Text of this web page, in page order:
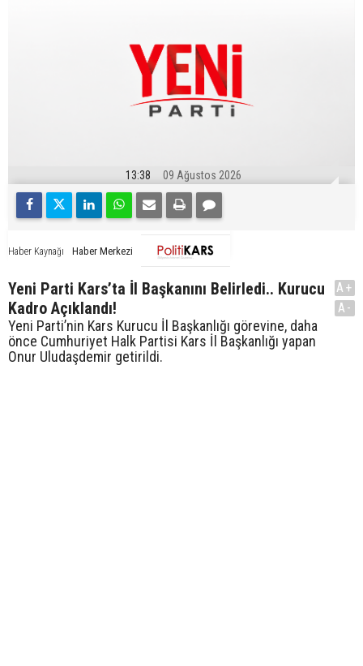
13:38 09 Ağustos 2026
Haber Kaynağı Haber Merkezi
Yeni Parti Kars’ta İl Başkanını Belirledi.. Kurucu
Kadro Açıklandı!
Yeni Parti’nin Kars Kurucu İl Başkanlığı görevine, daha
önce Cumhuriyet Halk Partisi Kars İl Başkanlığı yapan
Onur Uludaşdemir getirildi.
A+
A-